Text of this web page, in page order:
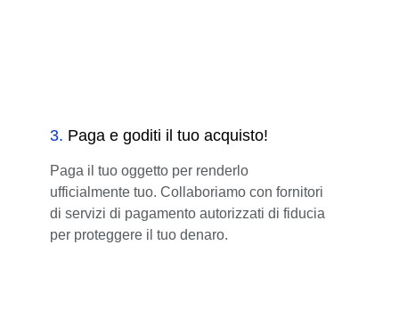
3. Paga e goditi il tuo acquisto!
Paga il tuo oggetto per renderlo
ufficialmente tuo. Collaboriamo con fornitori
di servizi di pagamento autorizzati di fiducia
per proteggere il tuo denaro.